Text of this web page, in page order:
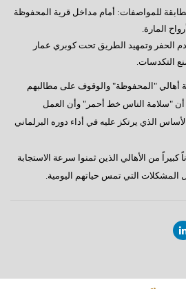
للمواصفات: أمام مداخل قرية المحفوظة
المارة.
الحفر وتمهيد الطريق تحت كوبري عمار
التكدسات.
أهالي "المحفوظة" والوقوف على مطالبهم
أن "سلامة الناس خط أحمر" وأن العمل
الذي يرتكز عليه في أداء دوره البرلماني
من الأهالي الذين ثمنوا سرعة الاستجابة
المشكلات التي تمس حياتهم اليومية.